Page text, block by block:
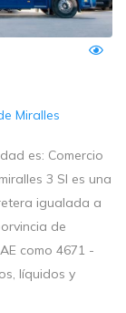
Miralles
es: Comercio
3 Sl es una
igualada a
de
como 4671 -
líquidos y